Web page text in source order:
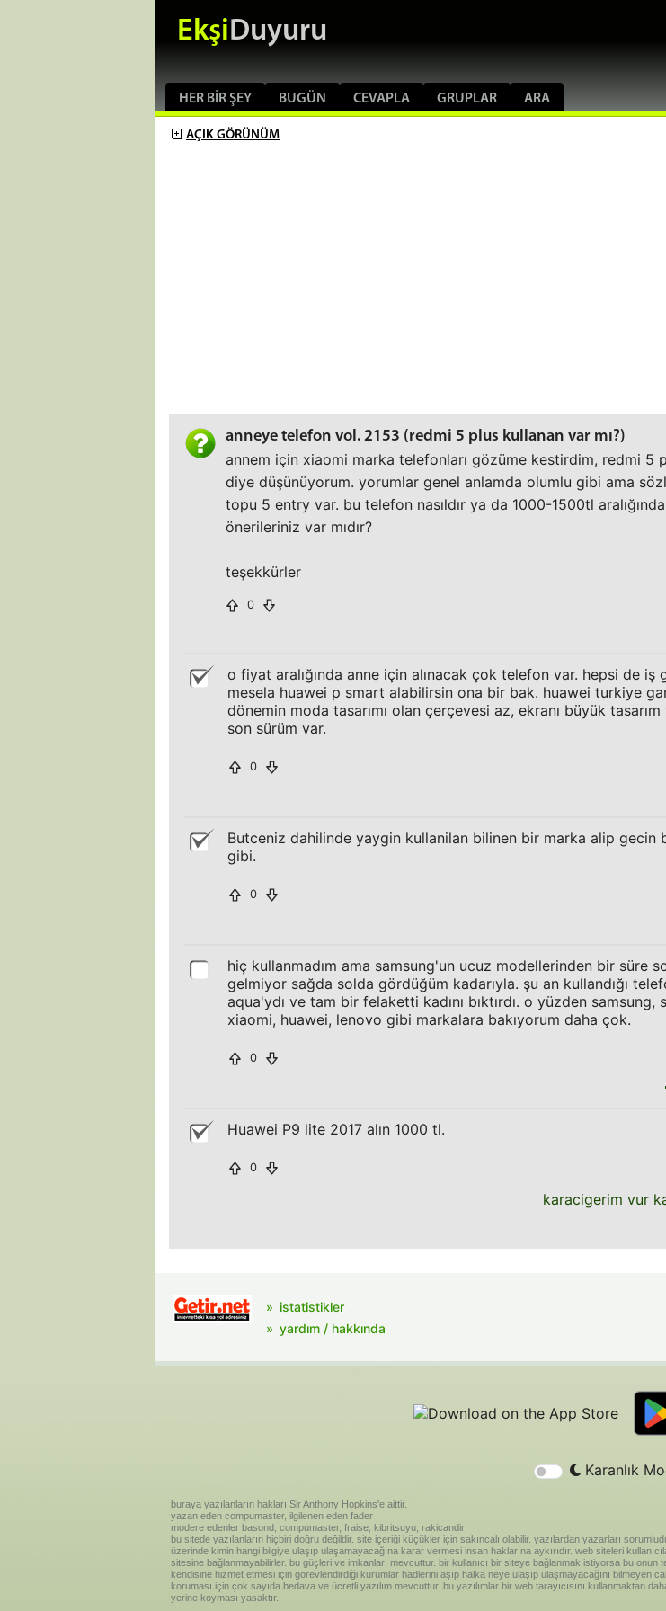
EkşiDuyuru
HER BIR ŞEY BUGÜN CEVAPLA GRUPLAR ARA
AÇIK GÖRÜNÜM
anneye telefon vol. 2153 (redmi 5 plus kullanan var mı?)
annem için xiaomi marka telefonları gözüme kestirdim, redmi 5
diye düşünüyorum. yorumlar genel anlamda olumlu gibi ama
topu 5 entry var. bu telefon nasıldır ya da 1000-1500tl
önerileriniz var mıdır?
teşekkürler
0
o fiyat aralığında anne için alınacak çok telefon var. hepsi de iş
mesela huawei p smart alabilirsin ona bir bak. huawei turkiye
dönemin moda tasarımı olan çerçevesi az, ekranı büyük
son sürüm var.
0
Butceniz dahilinde yaygin kullanilan bilinen bir marka alip gecin
gibi.
0
hiç kullanmadım ama samsung'un ucuz modellerinden bir süre
gelmiyor sağda solda gördüğüm kadarıyla. şu an kullandığı
aqua'ydı ve tam bir felaketti kadını bıktırdı. o yüzden samsung,
xiaomi, huawei, lenovo gibi markalara bakıyorum daha çok.
0
Huawei P9 lite 2017 alın 1000 tl.
0
karacigerim vur
istatistikler
yardım / hakkında
Karanlık
buraya yazılanların hakları Sir Anthony Hopkins'e aittir.
yazan eden compumaster, ilgilenen eden fader
modere edenler basond, compumaster, fraise, kibritsuyu, rakicandir
bu sitede yazılanların hiçbiri doğru değildir. site içeriği küçükler için sakıncalı olabilir. yazılardan yazarları
üzerinde kimin hangi bilgiye ulaşıp ulaşamayacağına karar vermesi insan haklarına aykırıdır. web siteleri
sitesine bağlanmayabilirler. bu güçleri ve imkanları mevcuttur. bir kullanıcı bir siteye bağlanmak istiyorsa bu onun
kendisine hizmet etmesi için görevlendirdiği kurumlar hadlerini aşıp halka neye ulaşıp ulaşmayacağını bilmeyen
koruması için çok sayıda bedava ve ücretli yazılım mevcuttur. bu yazılımlar bir web tarayıcısını kullanmaktan
yerine koyması yasaktır.